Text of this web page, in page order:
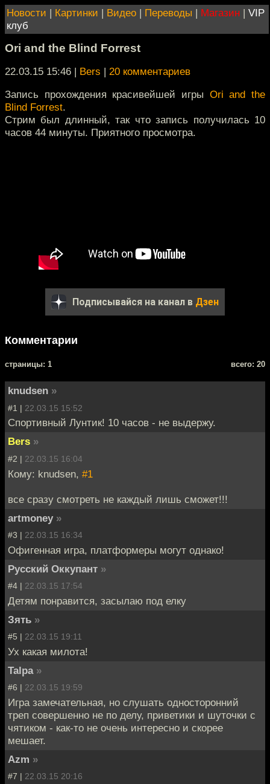
Новости | Картинки | Видео | Переводы | Магазин | VIP
клуб
Ori and the Blind Forrest
22.03.15 15:46 | Bers | 20 комментариев
Запись прохождения красивейшей игры Ori and the
Blind Forrest.
Стрим был длинный, так что запись получилась 10
часов 44 минуты. Приятного просмотра.
Подписывайся на канал в Дзен
Комментарии
cтраницы: 1 всего: 20
knudsen »
#1 | 22.03.15 15:52
Спортивный Лунтик! 10 часов - не выдержу.
Bers »
#2 | 22.03.15 16:04
Кому: knudsen, #1
все сразу смотреть не каждый лишь сможет!!!
artmoney »
#3 | 22.03.15 16:34
Офигенная игра, платформеры могут однако!
Русский Оккупант »
#4 | 22.03.15 17:54
Детям понравится, засылаю под елку
Зять »
#5 | 22.03.15 19:11
Ух какая милота!
Talpa »
#6 | 22.03.15 19:59
Игра замечательная, но слушать односторонний
треп совершенно не по делу, приветики и шуточки с
чятиком - как-то не очень интересно и скорее
мешает.
Azm »
#7 | 22.03.15 20:16